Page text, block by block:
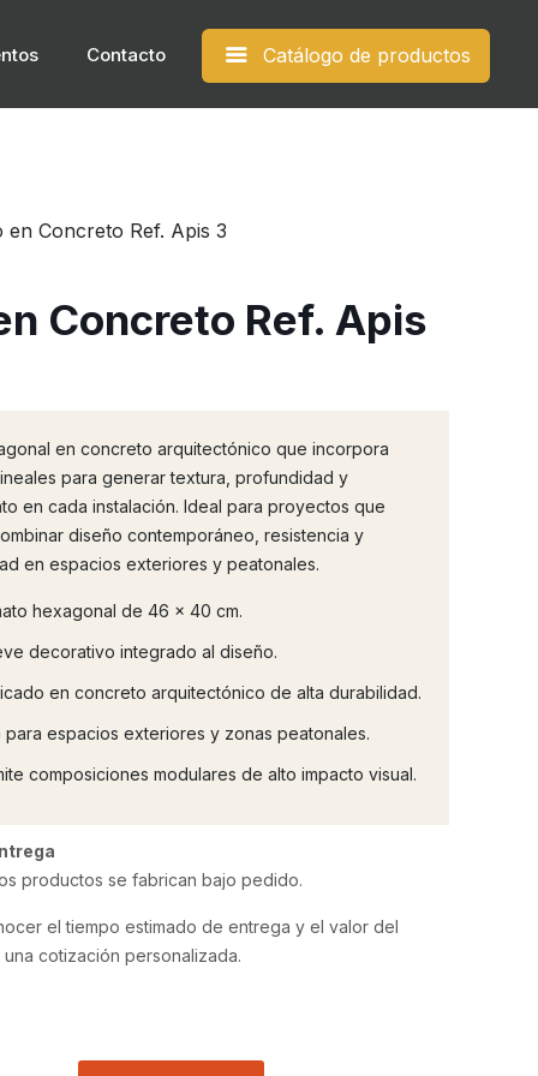
Contacto Catálogo de productos
en Concreto Ref. Apis 3
Concreto Ref. Apis
en concreto arquitectónico que incorpora
para generar textura, profundidad y
en cada instalación. Ideal para proyectos que
diseño contemporáneo, resistencia y
en espacios exteriores y peatonales.
hexagonal de 46 × 40 cm.
decorativo integrado al diseño.
en concreto arquitectónico de alta durabilidad.
para espacios exteriores y zonas peatonales.
composiciones modulares de alto impacto visual.
productos se fabrican bajo pedido.
el tiempo estimado de entrega y el valor del
cotización personalizada.